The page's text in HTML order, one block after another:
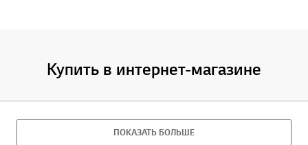
Купить в интернет-магазине
ПОКАЗАТЬ БОЛЬШЕ